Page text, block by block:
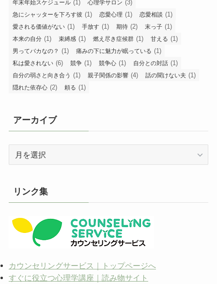
年末年始スケジュール (1) 心理学サロン (3)
急にシャッターを下ろす彼 (1) 恋愛心理 (1) 恋愛相談 (1)
愛される価値がない (1) 手放す (1) 期待 (2) 末っ子 (1)
本来の自分 (1) 束縛感 (1) 燃え尽き症候群 (1) 甘える (1)
男ってバカなの？ (1) 痛みの下に魅力が眠っている (1)
私は愛されない (6) 競争 (1) 競争心 (1) 自分との対話 (1)
自分の弱さと向き合う (1) 親子関係の影響 (4) 話の聞けない夫 (1)
隠れた依存心 (2) 頼る (1)
アーカイブ
イ
リンク集
カウンセリングサービス｜トップページへ
すぐに役立つ心理学講座｜読み物サイト